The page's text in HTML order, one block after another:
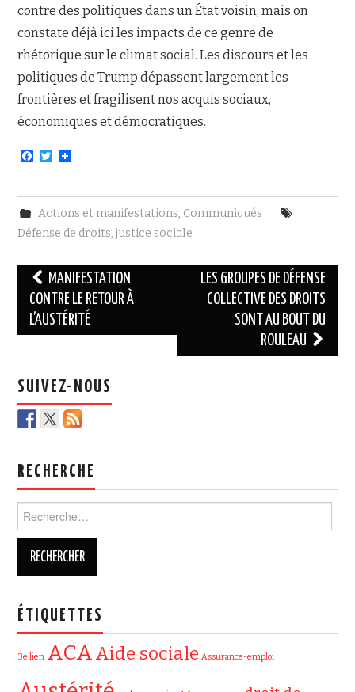
contre des politiques dans un État voisin, mais on
constate déjà ici les impacts de ce genre de
rhétorique sur le climat social. Les discours et les
politiques de Trump dépassent largement les
frontières et fragilisent nos acquis sociaux,
économiques et démocratiques.
F
e
b
o
o
T
t
t
e
r
Actions et manifestations, Communiqués
Défense de droits,justice sociale
Navigation
des
articles
MANIFESTATION
CONTRE LE RETOUR À
L’AUSTÉRITÉ
LES GROUPES DE DÉFENSE
COLLECTIVE DES DROITS
SONT AU BOUT DU
ROULEAU
SUIVEZ-NOUS
RECHERCHE
ÉTIQUETTES
3e lien ACAAide sociale Assurance-emploi